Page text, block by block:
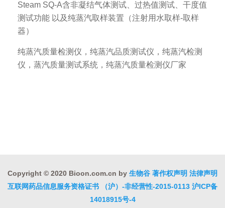
Steam SQ-A含非凝结气体测试、过热值测试、干度值
测试功能 以及纯蒸汽取样装置（注射用水取样-取样
器）
纯蒸汽质量检测仪，纯蒸汽品质测试仪，纯蒸汽检测
仪，蒸汽质量测试系统，纯蒸汽质量检测仪厂家
Copyright © 2020 Bioon.com.cn by 生物谷 著作权声明 法律声明
互联网药品信息服务资格证书 （沪）-非经营性-2015-0113 沪ICP备
14018915号-4